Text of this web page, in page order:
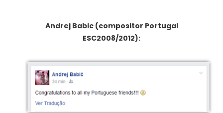
Andrej Babic (compositor Portugal
ESC2008/2012):